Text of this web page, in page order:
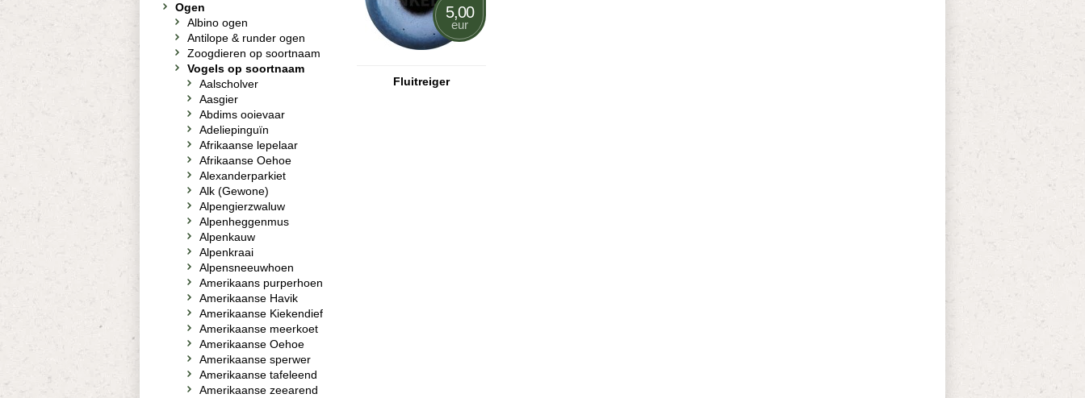
5,00
eur
Fluitreiger
Ogen
Albino ogen
Antilope & runder ogen
Zoogdieren op soortnaam
Vogels op soortnaam
Aalscholver
Aasgier
Abdims ooievaar
Adeliepinguïn
Afrikaanse lepelaar
Afrikaanse Oehoe
Alexanderparkiet
Alk (Gewone)
Alpengierzwaluw
Alpenheggenmus
Alpenkauw
Alpenkraai
Alpensneeuwhoen
Amerikaans purperhoen
Amerikaanse Havik
Amerikaanse Kiekendief
Amerikaanse meerkoet
Amerikaanse Oehoe
Amerikaanse sperwer
Amerikaanse tafeleend
Amerikaanse zeearend